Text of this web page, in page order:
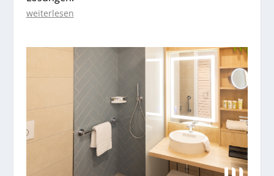
weiterlesen